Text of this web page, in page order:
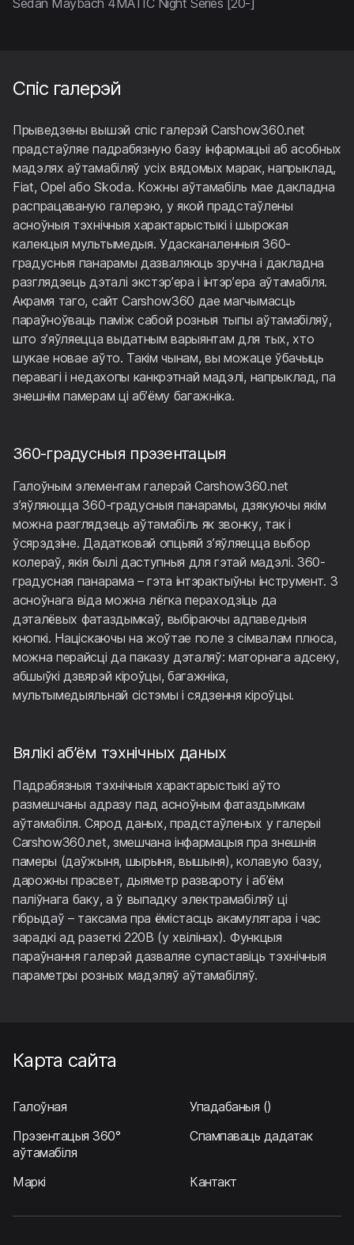
Sedan Maybach 4MATIC Night Series [20-]
Спіс галерэй
Прыведзены вышэй спіс галерэй Carshow360.net
прадстаўляе падрабязную базу інфармацыі аб асобных
мадэлях аўтамабіляў усіх вядомых марак, напрыклад,
Fiat, Opel або Skoda. Кожны аўтамабіль мае дакладна
распрацаваную галерэю, у якой прадстаўлены
асноўныя тэхнічныя характарыстыкі і шырокая
калекцыя мультымедыя. Удасканаленныя 360-
градусныя панарамы дазваляюць зручна і дакладна
разглядзець дэталі экстэр’ера і інтэр’ера аўтамабіля.
Акрамя таго, сайт Carshow360 дае магчымасць
параўноўваць паміж сабой розныя тыпы аўтамабіляў,
што з’яўляецца выдатным варыянтам для тых, хто
шукае новае аўто. Такім чынам, вы можаце ўбачыць
перавагі і недахопы канкрэтнай мадэлі, напрыклад, па
знешнім памерам ці аб’ёму багажніка.
360-градусныя прэзентацыя
Галоўным элементам галерэй Carshow360.net
з’яўляюцца 360-градусныя панарамы, дзякуючы якім
можна разглядзець аўтамабіль як звонку, так і
ўсярэдзіне. Дадатковай опцыяй з’яўляецца выбор
колераў, якія былі даступныя для гэтай мадэлі. 360-
градусная панарама – гэта інтэрактыўны інструмент. З
асноўнага віда можна лёгка пераходзіць да
дэталёвых фатаздымкаў, выбіраючы адпаведныя
кнопкі. Націскаючы на жоўтае поле з сімвалам плюса,
можна перайсці да паказу дэталяў: маторнага адсеку,
абшыўкі дзвярэй кіроўцы, багажніка,
мультымедыяльнай сістэмы і сядзення кіроўцы.
Вялікі аб’ём тэхнічных даных
Падрабязныя тэхнічныя характарыстыкі аўто
размешчаны адразу пад асноўным фатаздымкам
аўтамабіля. Сярод даных, прадстаўленых у галерыі
Carshow360.net, змешчана інфармацыя пра знешнія
памеры (даўжыня, шырыня, вышыня), колавую базу,
дарожны прасвет, дыяметр развароту і аб’ём
паліўнага баку, а ў выпадку электрамабіляў ці
гібрыдаў – таксама пра ёмістасць акамулятара і час
зарадкі ад разеткі 220В (у хвілінах). Функцыя
параўнання галерэй дазваляе супаставіць тэхнічныя
параметры розных мадэляў аўтамабіляў.
Карта сайта
Галоўная Упадабаныя ()
Прэзентацыя 360°
аўтамабіля
Спампаваць дадатак
Маркі Кантакт